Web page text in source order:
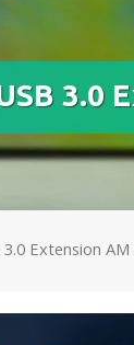
3.0
Extension AM